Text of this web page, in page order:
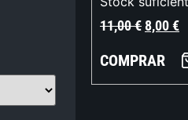
11,00€ 8,00€
COMPRAR